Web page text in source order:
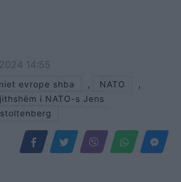
14:55
evrope shba , NATO ,
i NATO-s Jens
stoltenberg